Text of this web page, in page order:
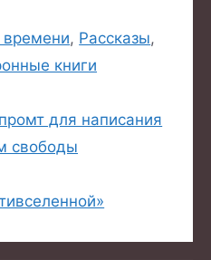
времени, Рассказы,
книги
для написания
свободы